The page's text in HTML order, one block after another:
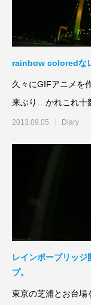
rainbow coloredな
久々にGIFアニメを
来ぶり…かれこれ十
&h
2013.09.05 Diary
レインボーブリッ
プ。
東京の芝浦とお台場